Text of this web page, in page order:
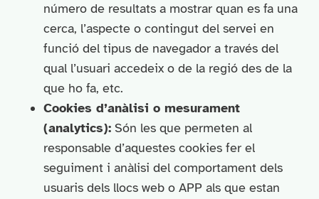
número de resultats a mostrar quan es fa una
cerca, l’aspecte o contingut del servei en
funció del tipus de navegador a través del
qual l’usuari accedeix o de la regió des de la
que ho fa, etc.
Cookies d’anàlisi o mesurament
(analytics):Són les que permeten al
responsable d’aquestes cookies fer el
seguiment i anàlisi del comportament dels
usuaris dels llocs web o APP als que estan